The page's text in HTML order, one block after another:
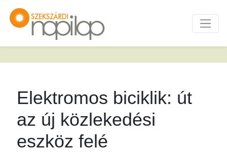
Elektromos biciklik: út
az új közlekedési
eszköz felé